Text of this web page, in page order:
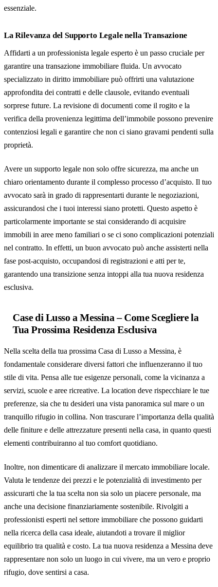
essenziale.
La Rilevanza del Supporto Legale nella Transazione
Affidarti a un professionista legale esperto è un passo cruciale per
garantire una transazione immobiliare fluida. Un avvocato
specializzato in diritto immobiliare può offrirti una valutazione
approfondita dei contratti e delle clausole, evitando eventuali
sorprese future. La revisione di documenti come il rogito e la
verifica della provenienza legittima dell’immobile possono prevenire
contenziosi legali e garantire che non ci siano gravami pendenti sulla
proprietà.
Avere un supporto legale non solo offre sicurezza, ma anche un
chiaro orientamento durante il complesso processo d’acquisto. Il tuo
avvocato sarà in grado di rappresentarti durante le negoziazioni,
assicurandosi che i tuoi interessi siano protetti. Questo aspetto è
particolarmente importante se stai considerando di acquisire
immobili in aree meno familiari o se ci sono complicazioni potenziali
nel contratto. In effetti, un buon avvocato può anche assisterti nella
fase post-acquisto, occupandosi di registrazioni e atti per te,
garantendo una transizione senza intoppi alla tua nuova residenza
esclusiva.
Case di Lusso a Messina – Come Scegliere la
Tua Prossima Residenza Esclusiva
Nella scelta della tua prossima Casa di Lusso a Messina, è
fondamentale considerare diversi fattori che influenzeranno il tuo
stile di vita. Pensa alle tue esigenze personali, come la vicinanza a
servizi, scuole e aree ricreative. La location deve rispecchiare le tue
preferenze, sia che tu desideri una vista panoramica sul mare o un
tranquillo rifugio in collina. Non trascurare l’importanza della qualità
delle finiture e delle attrezzature presenti nella casa, in quanto questi
elementi contribuiranno al tuo comfort quotidiano.
Inoltre, non dimenticare di analizzare il mercato immobiliare locale.
Valuta le tendenze dei prezzi e le potenzialità di investimento per
assicurarti che la tua scelta non sia solo un piacere personale, ma
anche una decisione finanziariamente sostenibile. Rivolgiti a
professionisti esperti nel settore immobiliare che possono guidarti
nella ricerca della casa ideale, aiutandoti a trovare il miglior
equilibrio tra qualità e costo. La tua nuova residenza a Messina deve
rappresentare non solo un luogo in cui vivere, ma un vero e proprio
rifugio, dove sentirsi a casa.